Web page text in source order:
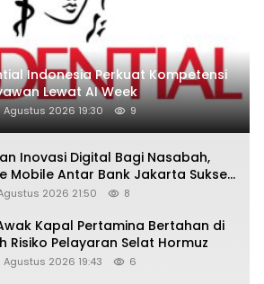
Indonesia Perkuat Kompetensi
Lewat AI Week
Agustus 2026 19:30 9
Inovasi Digital Bagi Nasabah,
Mobile Antar Bank Jakarta Sukses
Excellence Awards 2026
2026 21:50 8
Kapal Pertamina Bertahan di
Risiko Pelayaran Selat Hormuz
Agustus 2026 19:43 6